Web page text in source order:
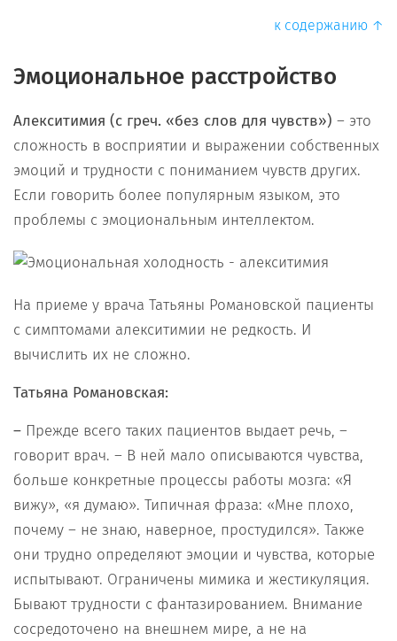
к содержанию ↑
Эмоциональное расстройство
Алекситимия (с греч. «без слов для чувств») – это
сложность в восприятии и выражении собственных
эмоций и трудности с пониманием чувств других.
Если говорить более популярным языком, это
проблемы с эмоциональным интеллектом.
На приеме у врача Татьяны Романовской пациенты
с симптомами алекситимии не редкость. И
вычислить их не сложно.
Татьяна Романовская:
– Прежде всего таких пациентов выдает речь, –
говорит врач. – В ней мало описываются чувства,
больше конкретные процессы работы мозга: «Я
вижу», «я думаю». Типичная фраза: «Мне плохо,
почему – не знаю, наверное, простудился». Также
они трудно определяют эмоции и чувства, которые
испытывают. Ограничены мимика и жестикуляция.
Бывают трудности с фантазированием. Внимание
сосредоточено на внешнем мире, а не на